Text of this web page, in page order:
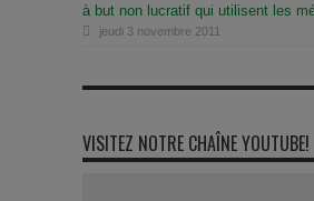
à but non lucratif qui utilisent les
jeudi 3 novembre 2011
VISITEZ NOTRE CHAÎNE YOUTUBE!